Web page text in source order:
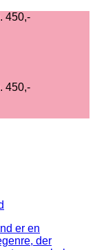
450,-
450,-